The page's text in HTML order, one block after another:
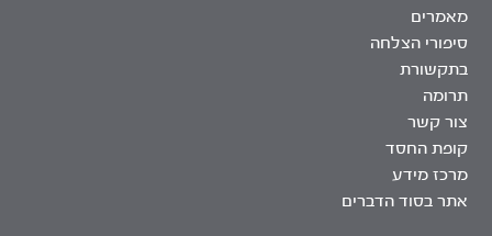
מאמרים
סיפורי הצלחה
בתקשורת
תרומה
צור קשר
קופת החסד
מרכז מידע
אתר בסוד הדברים